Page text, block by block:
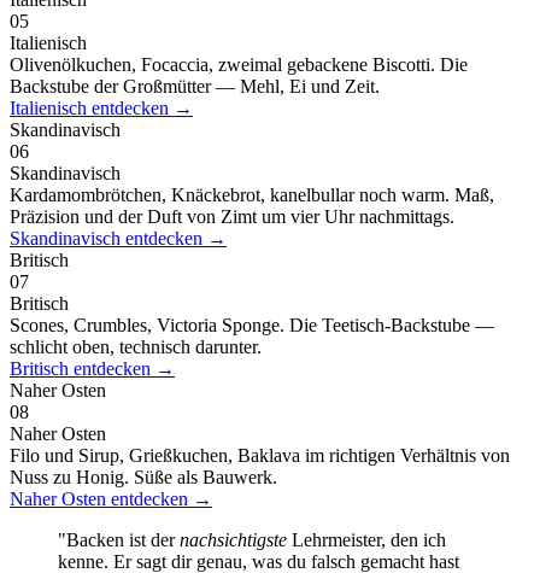
05
Italienisch
Olivenölkuchen, Focaccia, zweimal gebackene Biscotti. Die
Backstube der Großmütter — Mehl, Ei und Zeit.
Italienisch entdecken →
Skandinavisch
06
Skandinavisch
Kardamombrötchen, Knäckebrot, kanelbullar noch warm. Maß,
Präzision und der Duft von Zimt um vier Uhr nachmittags.
Skandinavisch entdecken →
Britisch
07
Britisch
Scones, Crumbles, Victoria Sponge. Die Teetisch-Backstube —
schlicht oben, technisch darunter.
Britisch entdecken →
Naher Osten
08
Naher Osten
Filo und Sirup, Grießkuchen, Baklava im richtigen Verhältnis von
Nuss zu Honig. Süße als Bauwerk.
Naher Osten entdecken →
"Backen ist dernachsichtigste Lehrmeister, den ich
kenne. Er sagt dir genau, was du falsch gemacht hast